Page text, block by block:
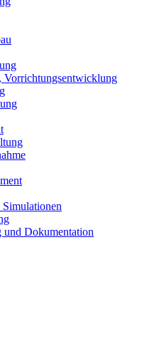
Vorrichtungsentwicklung
und Dokumentation